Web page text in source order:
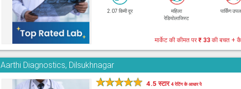
2.07 किमी दूर
महिला
रेडियोलाजिस्ट
पार्किंग
मार्केट की कीमत पर₹ 33की बचत +
Aarthi Diagnostics, Dilsukhnagar
★★★★★ 4.5 स्टार4 रेटिंग के आधार पे